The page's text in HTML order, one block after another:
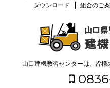
ダウンロード
組合のご
山口建機教習センターは、皆